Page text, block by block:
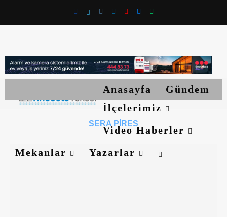
Anasayfa
Gündem
İlçelerimiz
Video Haberler
Mekanlar
Yazarlar
SERA PIRES